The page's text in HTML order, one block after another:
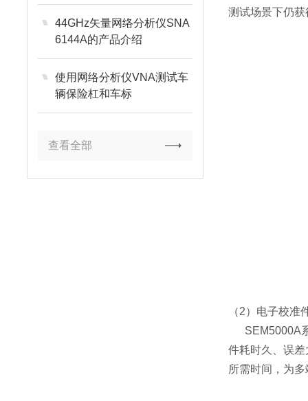
44GHz矢量网络分析仪SNA
6144A的产品介绍
使用网络分析仪VNA测试车
辆保险杠和车标
查看全部
测试场景下仍
（2） 电子校准
SEM5000A
件耗时久、误
所需时间，为